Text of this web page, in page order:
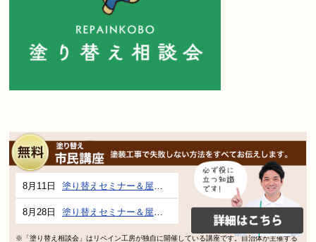
8月11日 塗り替えセミナー＆屋根、外壁の塗り替え市民講座 inぎふメディアコスモス
8月28日 塗り替えセミナー＆屋根、外壁の塗り替え市民講座 inぎふメディアコスモス
※「塗り替え相談会」はリペイン工房が独自に開催している講座です。自治体が主催する